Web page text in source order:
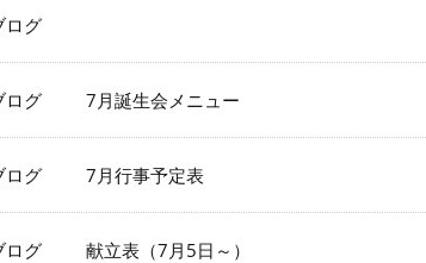
グ
グ 7月誕生会メニュー
グ 7月行事予定表
グ 献立表（7月5日～）